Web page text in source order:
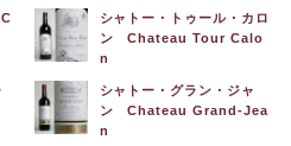
シャトー・トゥール・カロ
ン Chateau Tour Calo
n
シャトー・グラン・ジャ
ン Chateau Grand-Jea
n